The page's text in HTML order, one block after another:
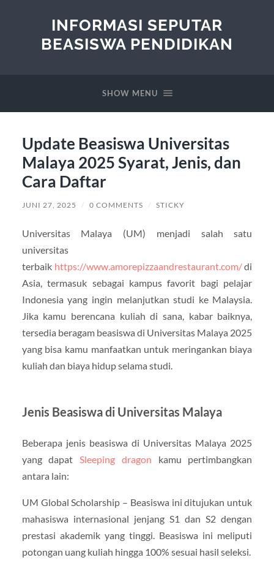
INFORMASI SEPUTAR
BEASISWA PENDIDIKAN
SHOW MENU
Update Beasiswa Universitas
Malaya 2025 Syarat, Jenis, dan
Cara Daftar
JUNI 27, 2025 / 0 COMMENTS / STICKY
Universitas Malaya (UM) menjadi salah satu
universitas
terbaik https://www.amorepizzaandrestaurant.com/di
Asia, termasuk sebagai kampus favorit bagi pelajar
Indonesia yang ingin melanjutkan studi ke Malaysia.
Jika kamu berencana kuliah di sana, kabar baiknya,
tersedia beragam beasiswa di Universitas Malaya 2025
yang bisa kamu manfaatkan untuk meringankan biaya
kuliah dan biaya hidup selama studi.
Jenis Beasiswa di Universitas Malaya
Beberapa jenis beasiswa di Universitas Malaya 2025
yang dapatSleeping dragon kamu pertimbangkan
antara lain:
UM Global Scholarship – Beasiswa ini ditujukan untuk
mahasiswa internasional jenjang S1 dan S2 dengan
prestasi akademik yang tinggi. Beasiswa ini meliputi
potongan uang kuliah hingga 100% sesuai hasil seleksi.